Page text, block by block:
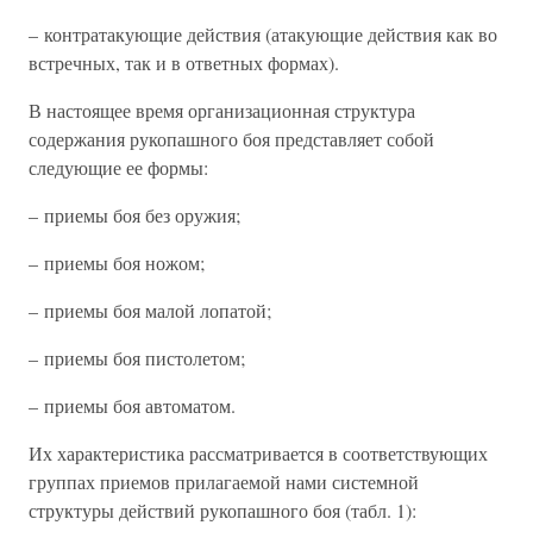
– контратакующие действия (атакующие действия как во
встречных, так и в ответных формах).
В настоящее время организационная структура
содержания рукопашного боя представляет собой
следующие ее формы:
– приемы боя без оружия;
– приемы боя ножом;
– приемы боя малой лопатой;
– приемы боя пистолетом;
– приемы боя автоматом.
Их характеристика рассматривается в соответствующих
группах приемов прилагаемой нами системной
структуры действий рукопашного боя (табл. 1):